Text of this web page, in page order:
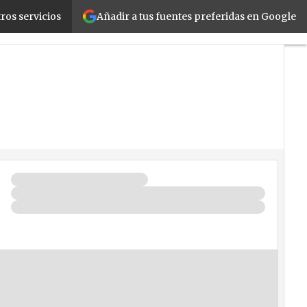
Añadir a tus fuentes preferidas en Google
servicios
La Guía del ISV